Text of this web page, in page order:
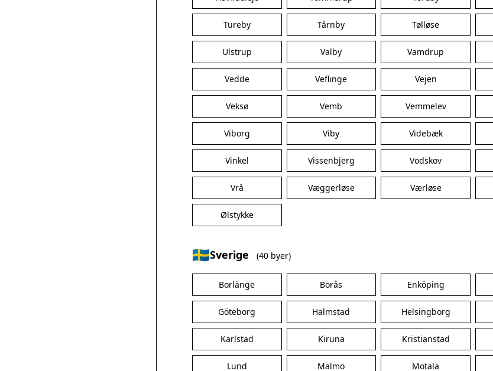
Tureby Tårnby Tølløse
Ulstrup Valby Vamdrup
Vedde Veflinge Vejen
Veksø Vemb Vemmelev
Viborg Viby Videbæk
Vinkel Vissenbjerg Vodskov
Vrå Væggerløse Værløse
Ølstykke
🇸🇪Sverige (40 byer)
Borlänge Borås Enköping
Göteborg Halmstad Helsingborg
Karlstad Kiruna Kristianstad
Lund Malmö Motala